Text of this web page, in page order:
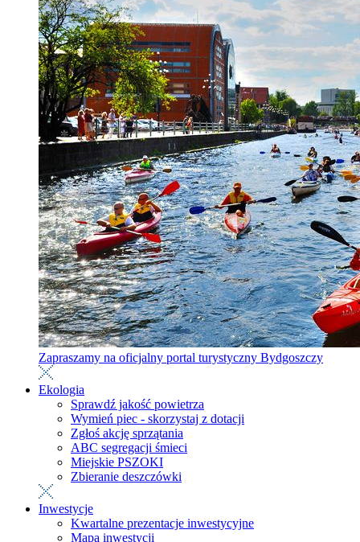
Zapraszamy na oficjalny portal turystyczny Bydgoszczy
Ekologia
Sprawdź jakość powietrza
Wymień piec - skorzystaj z dotacji
Zgłoś akcję sprzątania
ABC segregacji śmieci
Miejskie PSZOKI
Zbieranie deszczówki
Inwestycje
Kwartalne prezentacje inwestycyjne
Mapa inwestycji